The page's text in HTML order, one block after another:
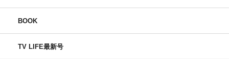
BOOK
TV LIFE最新号